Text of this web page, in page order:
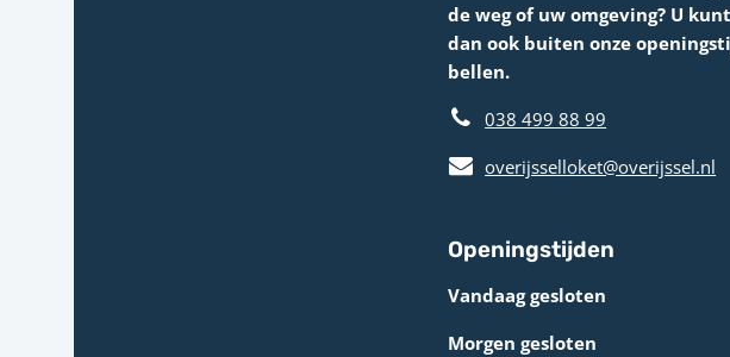
de weg of uw omgeving? U
dan ook buiten onze
bellen.
038 499 88 99
overijsselloket@overijssel.nl
Openingstijden
Vandaag gesloten
Morgen gesloten